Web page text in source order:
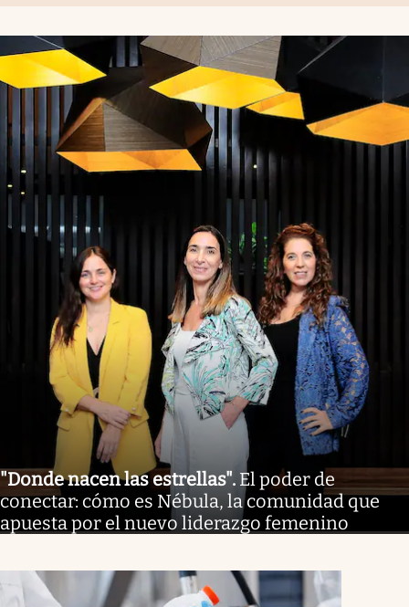
"Donde nacen las estrellas". El poder de
conectar: cómo es Nébula, la comunidad que
apuesta por el nuevo liderazgo femenino